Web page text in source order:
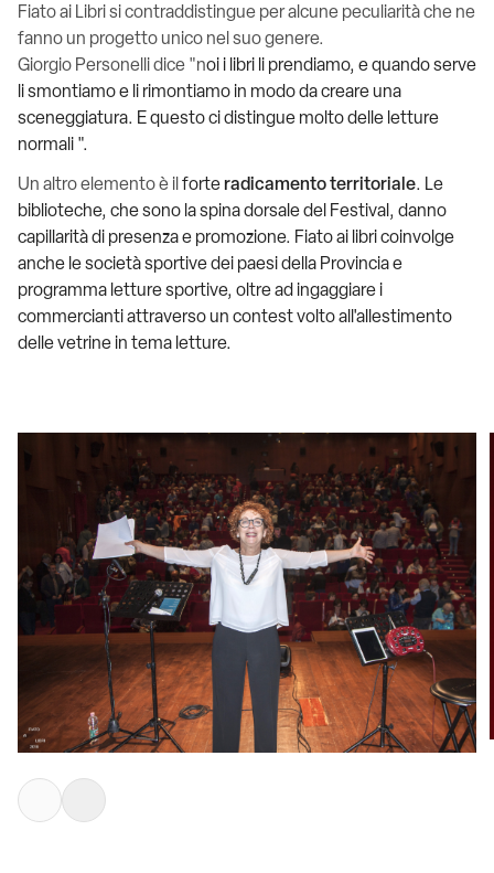
Fiato ai Libri si contraddistingue per alcune peculiarità che ne
fanno un progetto unico nel suo genere.
Giorgio Personelli dice "noi i libri li prendiamo, e quando serve
li smontiamo e li rimontiamo in modo da creare una
sceneggiatura. E questo ci distingue molto delle letture
normali ".
Un altro elemento è ilforteradicamento territoriale. Le
biblioteche, che sono la spina dorsale del Festival, danno
capillarità di presenza e promozione. Fiato ai libri coinvolge
anche le società sportive dei paesi della Provincia e
programma letture sportive, oltre ad ingaggiare i
commercianti attraverso un contest volto all'allestimento
delle vetrine in tema letture.